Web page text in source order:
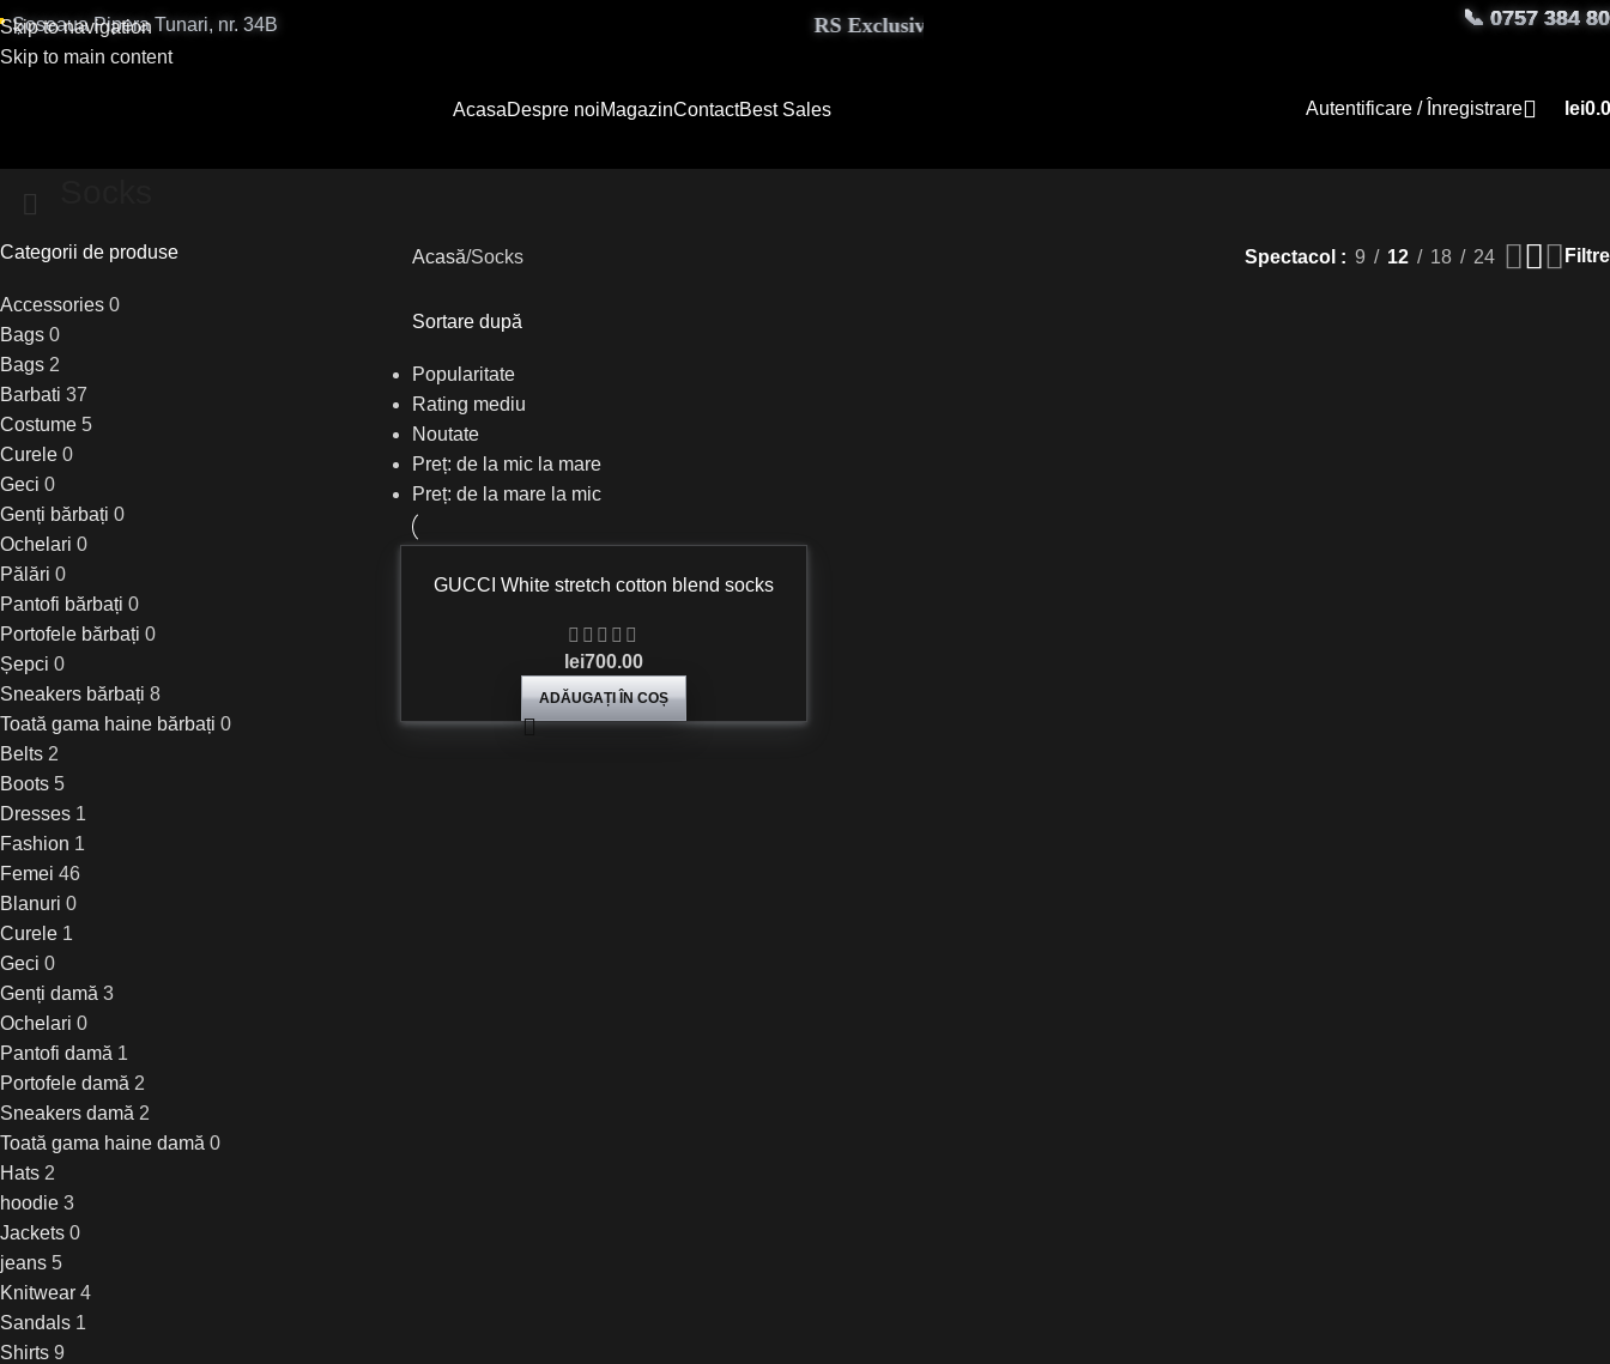
Skip to navigation
Skip to main content
Șoseaua Pipera Tunari, nr. 34B RS Exclusive Couture aduce eleganță 📞 0757 384
AcasaDespre noiMagazinContactBest Sales Autentificare / Înregistrare lei
Categorii de produse
Accessories 0
Bags 0
Bags 2
Barbati 37
Costume 5
Curele 0
Geci 0
Genți bărbați 0
Ochelari 0
Pălări 0
Pantofi bărbați 0
Portofele bărbați 0
Șepci 0
Sneakers bărbați 8
Toată gama haine bărbați 0
Belts 2
Boots 5
Dresses 1
Fashion 1
Femei 46
Blanuri 0
Curele 1
Geci 0
Genți damă 3
Ochelari 0
Pantofi damă 1
Portofele damă 2
Sneakers damă 2
Toată gama haine damă 0
Hats 2
hoodie 3
Jackets 0
jeans 5
Knitwear 4
Sandals 1
Shirts 9
Acasă Socks Spectacol 9 12 18 24 Filtre
Sortare după
Popularitate
Rating mediu
Noutate
Preț: de la mic la mare
Preț: de la mare la mic
GUCCI White stretch cotton blend socks
lei700.00
ADĂUGAȚI ÎN COȘ